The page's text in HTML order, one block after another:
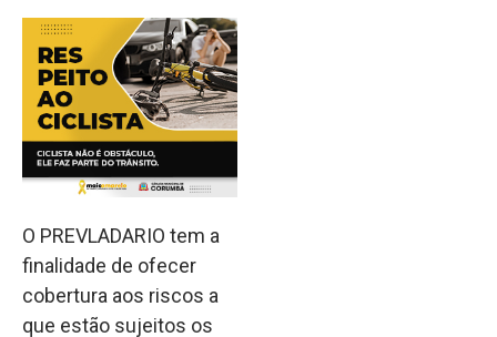
O PREVLADARIO tem a
finalidade de ofecer
cobertura aos riscos a
que estão sujeitos os